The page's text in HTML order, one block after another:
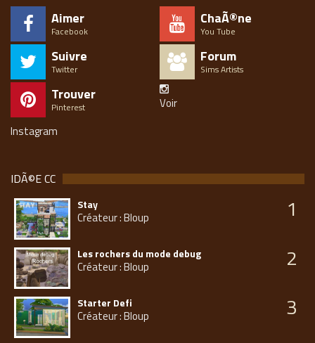
Aimer
Facebook
ChaÃ®ne
You Tube
Suivre
Twitter
Forum
Sims Artists
Trouver
Pinterest
Voir
Instagram
IDÃ©E CC
Stay
Créateur : Bloup 1
Les rochers du mode debug
Créateur : Bloup 2
Starter Defi
Créateur : Bloup 3